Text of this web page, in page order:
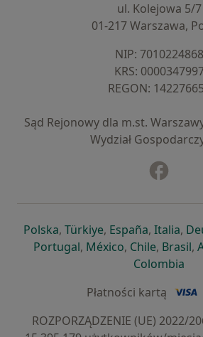
ul. Kolejowa 5/7
01-217 Warszawa,
NIP: ⁠7010224868
KRS:
REGON:
Sąd Rejonowy dla m.st.
Wydział
Polskaotwiera się w nowej karcie
, Türkiyeotwiera się w
, Españaotwiera
, Italia,
Portugalotwiera się w nowej
, Méxicootwiera się w
, Chileotwiera
, Brasil,
Colombia
Płatności kartą
ROZPORZĄDZENIE (UE) 2022/